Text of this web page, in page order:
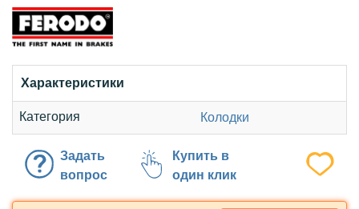
Характеристики
Категория Колодки
Задать
вопрос
Купить в
один клик